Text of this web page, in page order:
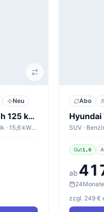
Neu
Hyundai IONIQ 5 63kWh 125 kW Heckantrieb Centriq
SUV · Elektro · 170 PS · Automatik · 15,6 kWh/100km
Abo
Gut1,6
ab
24Monate
zzgl. 249 €